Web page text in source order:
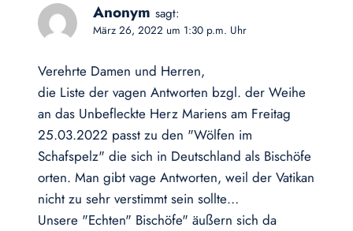
Anonym sagt:
März 26, 2022 um 1:30 p.m. Uhr
Verehrte Damen und Herren,
die Liste der vagen Antworten bzgl. der Weihe
an das Unbefleckte Herz Mariens am Freitag
25.03.2022 passt zu den "Wölfen im
Schafspelz" die sich in Deutschland als Bischöfe
orten. Man gibt vage Antworten, weil der Vatikan
nicht zu sehr verstimmt sein sollte…
Unsere "Echten" Bischöfe" äußern sich da